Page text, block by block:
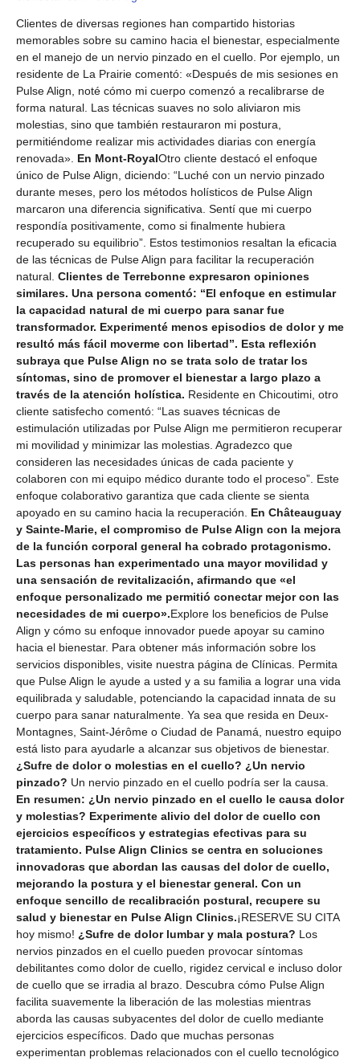
Clientes de diversas regiones han compartido historias
memorables sobre su camino hacia el bienestar, especialmente
en el manejo de un nervio pinzado en el cuello. Por ejemplo, un
residente de La Prairie comentó: «Después de mis sesiones en
Pulse Align, noté cómo mi cuerpo comenzó a recalibrarse de
forma natural. Las técnicas suaves no solo aliviaron mis
molestias, sino que también restauraron mi postura,
permitiéndome realizar mis actividades diarias con energía
renovada». En Mont-RoyalOtro cliente destacó el enfoque
único de Pulse Align, diciendo: “Luché con un nervio pinzado
durante meses, pero los métodos holísticos de Pulse Align
marcaron una diferencia significativa. Sentí que mi cuerpo
respondía positivamente, como si finalmente hubiera
recuperado su equilibrio”. Estos testimonios resaltan la eficacia
de las técnicas de Pulse Align para facilitar la recuperación
natural. Clientes de Terrebonne expresaron opiniones
similares. Una persona comentó: “El enfoque en estimular
la capacidad natural de mi cuerpo para sanar fue
transformador. Experimenté menos episodios de dolor y me
resultó más fácil moverme con libertad”. Esta reflexión
subraya que Pulse Align no se trata solo de tratar los
síntomas, sino de promover el bienestar a largo plazo a
través de la atención holística. Residente en Chicoutimi, otro
cliente satisfecho comentó: “Las suaves técnicas de
estimulación utilizadas por Pulse Align me permitieron recuperar
mi movilidad y minimizar las molestias. Agradezco que
consideren las necesidades únicas de cada paciente y
colaboren con mi equipo médico durante todo el proceso”. Este
enfoque colaborativo garantiza que cada cliente se sienta
apoyado en su camino hacia la recuperación. En Châteauguay
y Sainte-Marie, el compromiso de Pulse Align con la mejora
de la función corporal general ha cobrado protagonismo.
Las personas han experimentado una mayor movilidad y
una sensación de revitalización, afirmando que «el
enfoque personalizado me permitió conectar mejor con las
necesidades de mi cuerpo».Explore los beneficios de Pulse
Align y cómo su enfoque innovador puede apoyar su camino
hacia el bienestar. Para obtener más información sobre los
servicios disponibles, visite nuestra página de Clínicas. Permita
que Pulse Align le ayude a usted y a su familia a lograr una vida
equilibrada y saludable, potenciando la capacidad innata de su
cuerpo para sanar naturalmente. Ya sea que resida en Deux-
Montagnes, Saint-Jérôme o Ciudad de Panamá, nuestro equipo
está listo para ayudarle a alcanzar sus objetivos de bienestar.
¿Sufre de dolor o molestias en el cuello? ¿Un nervio
pinzado? Un nervio pinzado en el cuello podría ser la causa.
En resumen: ¿Un nervio pinzado en el cuello le causa dolor
y molestias? Experimente alivio del dolor de cuello con
ejercicios específicos y estrategias efectivas para su
tratamiento. Pulse Align Clinics se centra en soluciones
innovadoras que abordan las causas del dolor de cuello,
mejorando la postura y el bienestar general. Con un
enfoque sencillo de recalibración postural, recupere su
salud y bienestar en Pulse Align Clinics.¡RESERVE SU CITA
hoy mismo! ¿Sufre de dolor lumbar y mala postura? Los
nervios pinzados en el cuello pueden provocar síntomas
debilitantes como dolor de cuello, rigidez cervical e incluso dolor
de cuello que se irradia al brazo. Descubra cómo Pulse Align
facilita suavemente la liberación de las molestias mientras
aborda las causas subyacentes del dolor de cuello mediante
ejercicios específicos. Dado que muchas personas
experimentan problemas relacionados con el cuello tecnológico